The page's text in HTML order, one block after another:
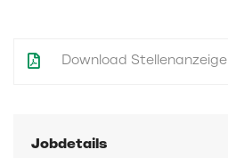
Download Stellenanzeige
Jobdetails